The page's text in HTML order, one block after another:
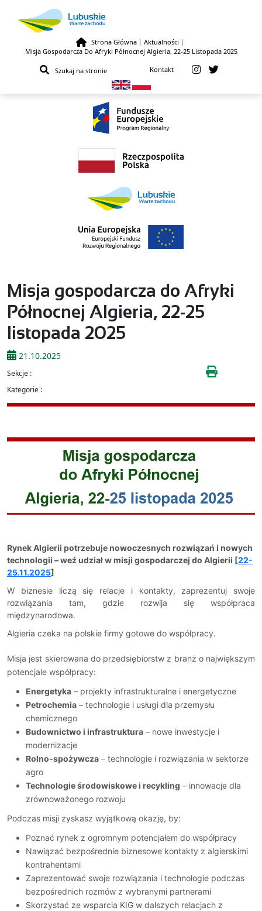
Przejdź do treści
Strona Główna | Aktualności |
Misja Gospodarcza Do Afryki Północnej Algieria, 22-25 Listopada 2025
Kontakt
Misja gospodarcza do Afryki
Północnej Algieria, 22-25
listopada 2025
21.10.2025
Sekcje :
Kategorie :
Rynek Algierii potrzebuje nowoczesnych rozwiązań i nowych
technologii – weź udział w misji gospodarczej do Algierii [22-
25.11.2025]
W biznesie liczą się relacje i kontakty, zaprezentuj swoje
rozwiązania tam, gdzie rozwija się współpraca
międzynarodowa.
Algieria czeka na polskie firmy gotowe do współpracy.
Misja jest skierowana do przedsiębiorstw z branż o największym
potencjale współpracy:
Energetyka – projekty infrastrukturalne i energetyczne
Petrochemia – technologie i usługi dla przemysłu
chemicznego
Budownictwo i infrastruktura – nowe inwestycje i
modernizacje
Rolno-spożywcza – technologie i rozwiązania w sektorze
agro
Technologie środowiskowe i recykling – innowacje dla
zrównoważonego rozwoju
Podczas misji zyskasz wyjątkową okazję, by:
Poznać rynek z ogromnym potencjałem do współpracy
Nawiązać bezpośrednie biznesowe kontakty z algierskimi
kontrahentami
Zaprezentować swoje rozwiązania i technologie podczas
bezpośrednich rozmów z wybranymi partnerami
Skorzystać ze wsparcia KIG w dalszych relacjach z